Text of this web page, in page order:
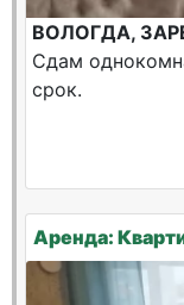
ВОЛОГДА,
Сдам
срок.
Аренда: